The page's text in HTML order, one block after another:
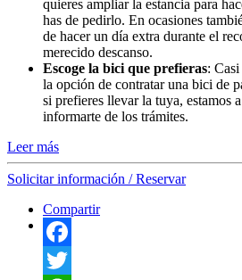
quieres ampliar la estancia para
has de pedirlo. En ocasiones
de hacer un día extra durante el
merecido descanso.
Escoge la bici que prefieras: Casi
la opción de contratar una bici de
si prefieres llevar la tuya, estamos
informarte de los trámites.
Leer más
Solicitar información / Reservar
Compartir
Facebook